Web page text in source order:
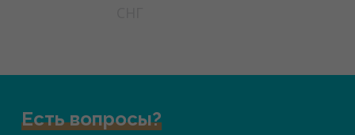
Есть вопросы?